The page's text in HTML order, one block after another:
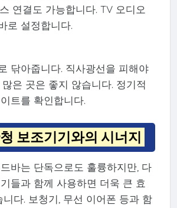
연결도 가능합니다. TV 오디오
로 설정합니다.
닦아줍니다. 직사광선을 피해야
은 곳은 좋지 않습니다. 정기적
트를 확인합니다.
보조기기와의 시너지
바는 단독으로도 훌륭하지만, 다
들과 함께 사용하면 더욱 큰 효
다. 보청기, 무선 이어폰 등과 함